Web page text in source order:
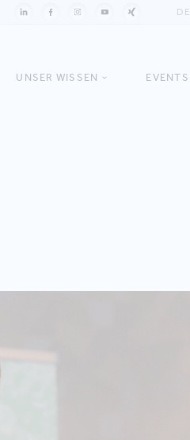
DE
UNSER WISSEN EVENTS